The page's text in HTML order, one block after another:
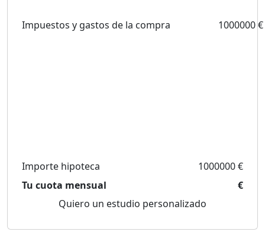
Impuestos y gastos de la compra 1000000 €
Importe hipoteca
1000000 €
Tu cuota mensual
€
Quiero un estudio personalizado